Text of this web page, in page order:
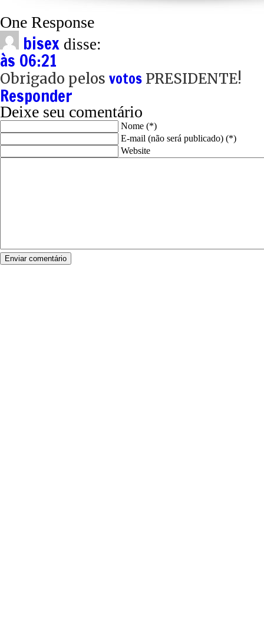
One Response
bisex disse:
às 06:21
Obrigado pelos votos PRESIDENTE!
Responder
Deixe seu comentário
Nome (*)
E-mail (não será publicado) (*)
Website